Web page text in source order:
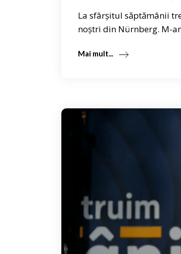
La sfârșitul săptămânii
noștri din Nürnberg. M-
Mai mult...